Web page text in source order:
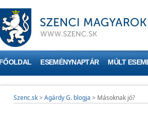
FŐOLDAL ESEMÉNYNAPTÁR MÚLT
Szenc.sk> Agárdy G. blogja > Másoknak jó?